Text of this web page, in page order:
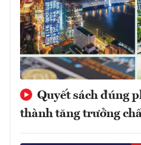
Quyết sách đúng
thành tăng trưởng